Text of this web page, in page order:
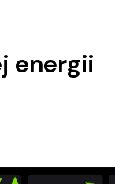
energii